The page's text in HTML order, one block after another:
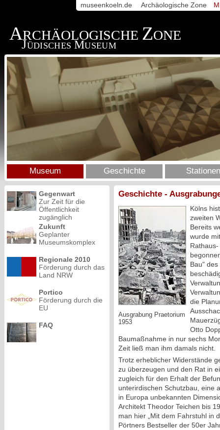
museenkoeln.de Archäologische Zone
ARCHÄOLOGISCHE ZONE
JÜDISCHES MUSEUM
Museum Geschichte Stationen
Gegenwart
Zur Zeit für die
Öffentlichkeit
zugänglich
Zukunft
Geplanter
Museumskomplex
Regionale 2010
Förderung durch das
Land NRW
Portico
Förderung durch die
EU
FAQ
Geschichte -
Ausgrabung Praetorium
1953
Kölns
zweiten
Bereits
wurde
Bau"
die
Otto
Baumaßnahme in nur sechs
Zeit ließ man ihm damals nicht.
Trotz erheblicher Widerstände
zu überzeugen und den Rat in
zugleich für den Erhalt der
unterirdischen Schutzbau, eine
in Europa unbekannten
Architekt Theodor Teichen bis
man hier „Mit dem Fahrstuhl in
Pörtners Bestseller der 50er